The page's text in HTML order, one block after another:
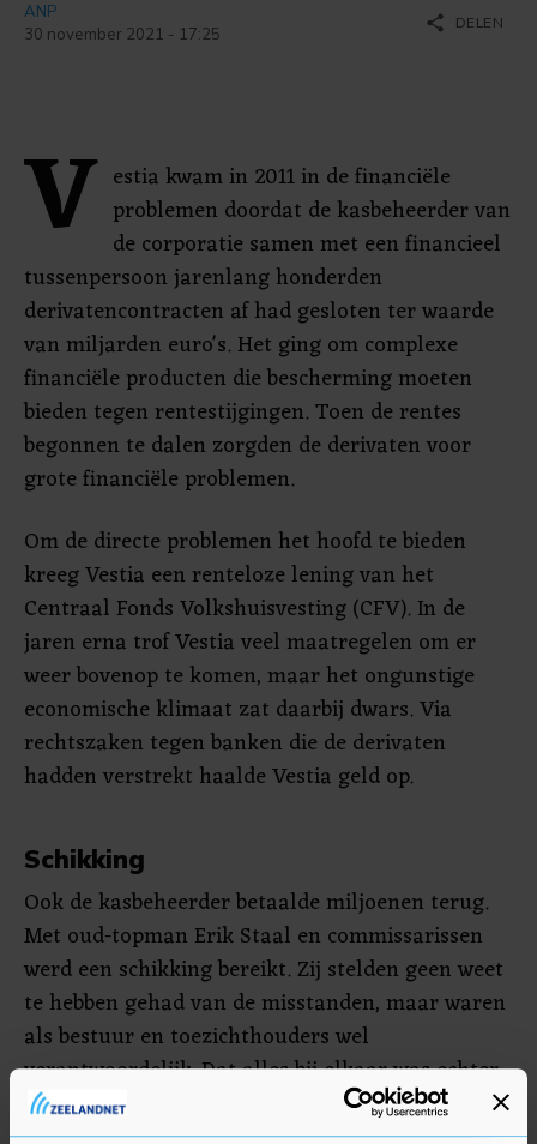
ANP
30 november 2021 - 17:25
share DELEN
V estia kwam in 2011 in de financiële
problemen doordat de kasbeheerder van
de corporatie samen met een financieel
tussenpersoon jarenlang honderden
derivatencontracten af had gesloten ter waarde
van miljarden euro's. Het ging om complexe
financiële producten die bescherming moeten
bieden tegen rentestijgingen. Toen de rentes
begonnen te dalen zorgden de derivaten voor
grote financiële problemen.
Om de directe problemen het hoofd te bieden
kreeg Vestia een renteloze lening van het
Centraal Fonds Volkshuisvesting (CFV). In de
jaren erna trof Vestia veel maatregelen om er
weer bovenop te komen, maar het ongunstige
economische klimaat zat daarbij dwars. Via
rechtszaken tegen banken die de derivaten
hadden verstrekt haalde Vestia geld op.
Schikking
Ook de kasbeheerder betaalde miljoenen terug.
Met oud-topman Erik Staal en commissarissen
werd een schikking bereikt. Zij stelden geen weet
te hebben gehad van de misstanden, maar waren
als bestuur en toezichthouders wel
verantwoordelijk. Dat alles bij elkaar was echter
niet voldoende om de ruim 2,5 miljard euro aan